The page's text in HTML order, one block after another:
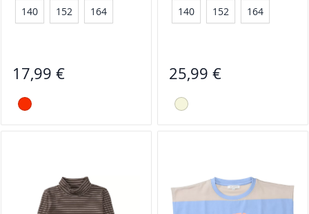
140 152 164
17,99 €
140 152 164
25,99 €